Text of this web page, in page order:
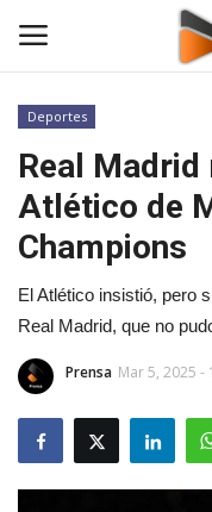
Contáctenos
TV en Vivo
En Vivo
Fotos
Deportes
Real
Atlético de
Champions
El Atlético insistió, pero
Real Madrid, que no
Prensa Mar 5, 2025 -